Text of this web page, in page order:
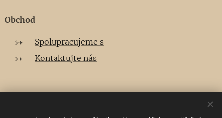
Obchod
Spolupracujeme s
Kontaktujte nás
+420 725385024